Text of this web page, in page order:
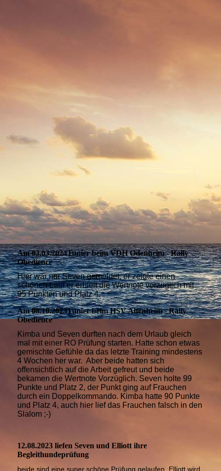
Am 03.03.2024Tunier beim VDH Odenheim - Rally
Obedience
Hier war nur Seven gemeldet, er zeigte einen
schönen Lauf er erhielt die Wertnote vorzüglich mit
95 Punkten und Platz 4.
Am 08.10.2023Tunier beim HSV Altenheim - Rally
Obedience
Kimba und Seven durften nach dem Urlaub gleich
mal mit einer RO Prüfung starten. Hatte schon etwas
gemischte Gefühle da das letzte Training mindestens
4 Wochen her war. Aber beide hatten sich
offensichtlich auf die Arbeit gefreut und beide
bekamen die Wertnote Vorzüglich. Seven holte 99
Punkte und Platz 2, der Punkt ging auf Frauchen
durch ein Doppelkommando. Kimba hatte 90 Punkte
und Platz 4, auch hier lief das Frauchen falsch in den
Slalom ;-)
12.08.2023 liefen Seven und Elliott ihre
Begleithundeprüfung
beide sind eine super schöne Prüfung gelaufen. Elliott wird